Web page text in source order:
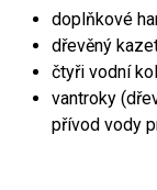
doplňkové
dřevěný
čtyři vodní
vantroky
přívod vody